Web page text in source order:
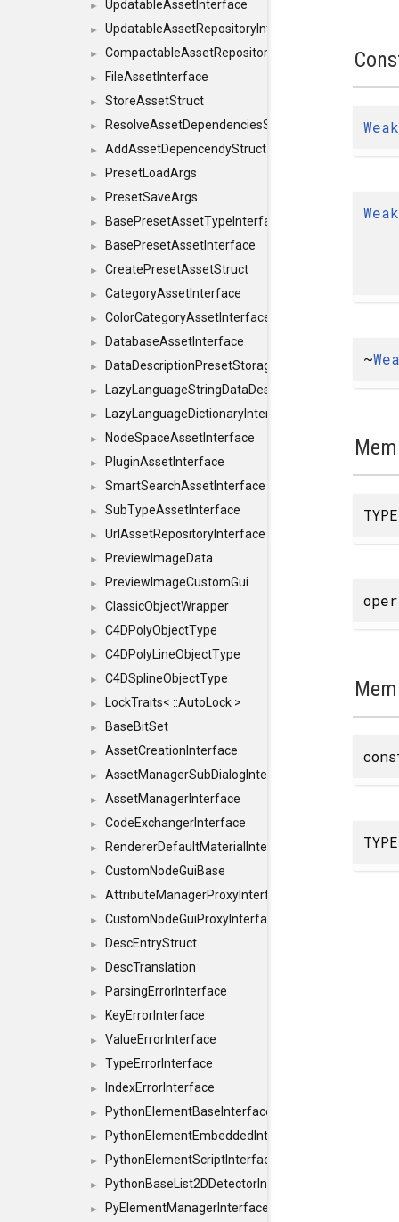
► UpdatableAssetInterface
► UpdatableAssetRepositoryInterface
► CompactableAssetRepositoryInterface
► FileAssetInterface
► StoreAssetStruct
► ResolveAssetDependenciesStruct
► AddAssetDepencendyStruct
► PresetLoadArgs
► PresetSaveArgs
► BasePresetAssetTypeInterface
► BasePresetAssetInterface
► CreatePresetAssetStruct
► CategoryAssetInterface
► ColorCategoryAssetInterface
► DatabaseAssetInterface
► DataDescriptionPresetStorageInterface
►
► LazyLanguageDictionaryInterface
► NodeSpaceAssetInterface
► PluginAssetInterface
► SmartSearchAssetInterface
► SubTypeAssetInterface
► UrlAssetRepositoryInterface
► PreviewImageData
► PreviewImageCustomGui
► ClassicObjectWrapper
► C4DPolyObjectType
► C4DPolyLineObjectType
► C4DSplineObjectType
► LockTraits< ::AutoLock >
► BaseBitSet
► AssetCreationInterface
► AssetManagerSubDialogInterface
► AssetManagerInterface
► CodeExchangerInterface
► RendererDefaultMaterialInterface
► CustomNodeGuiBase
► AttributeManagerProxyInterface
► CustomNodeGuiProxyInterface
► DescEntryStruct
► DescTranslation
► ParsingErrorInterface
► KeyErrorInterface
► ValueErrorInterface
► TypeErrorInterface
► IndexErrorInterface
► PythonElementBaseInterface
► PythonElementEmbeddedInterface
► PythonElementScriptInterface
► PythonBaseList2DDetectorInterface
► PyElementManagerInterface
~